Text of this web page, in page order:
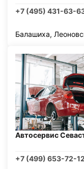
+7 (495) 431-63-
Балашиха,
Автосервис
+7 (499) 653-72-12